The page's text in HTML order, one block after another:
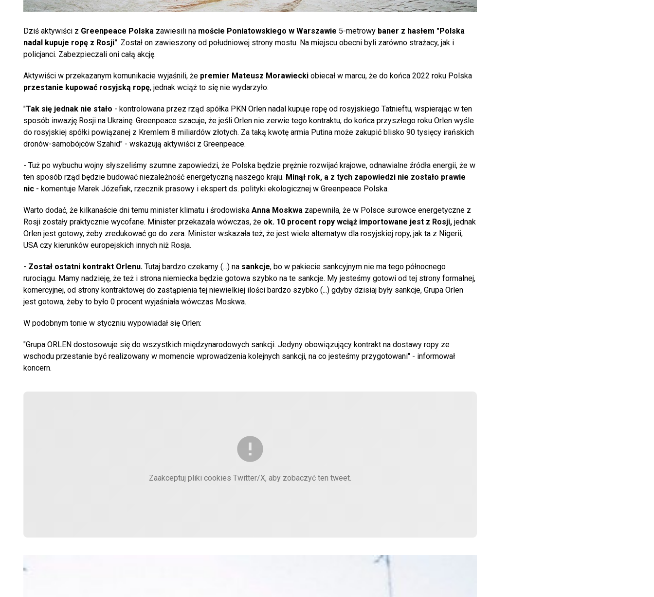
Dziś aktywiści z Greenpeace Polska zawiesili na moście Poniatowskiego w Warszawie 5-metrowy baner z hasłem "Polska
nadal kupuje ropę z Rosji". Został on zawieszony od południowej strony mostu. Na miejscu obecni byli zarówno strażacy, jak i
policjanci. Zabezpieczali oni całą akcję.
Aktywiści w przekazanym komunikacie wyjaśnili, że premier Mateusz Morawiecki obiecał w marcu, że do końca 2022 roku Polska
przestanie kupować rosyjską ropę, jednak wciąż to się nie wydarzyło:
"Tak się jednak nie stało - kontrolowana przez rząd spółka PKN Orlen nadal kupuje ropę od rosyjskiego Tatnieftu, wspierając w ten
sposób inwazję Rosji na Ukrainę. Greenpeace szacuje, że jeśli Orlen nie zerwie tego kontraktu, do końca przyszłego roku Orlen wyśle
do rosyjskiej spółki powiązanej z Kremlem 8 miliardów złotych. Za taką kwotę armia Putina może zakupić blisko 90 tysięcy irańskich
dronów-samobójców Szahid" - wskazują aktywiści z Greenpeace.
- Tuż po wybuchu wojny słyszeliśmy szumne zapowiedzi, że Polska będzie prężnie rozwijać krajowe, odnawialne źródła energii, że w
ten sposób rząd będzie budować niezależność energetyczną naszego kraju. Minął rok, a z tych zapowiedzi nie zostało prawie
nic - komentuje Marek Józefiak, rzecznik prasowy i ekspert ds. polityki ekologicznej w Greenpeace Polska.
Warto dodać, że kilkanaście dni temu minister klimatu i środowiska Anna Moskwa zapewniła, że w Polsce surowce energetyczne z
Rosji zostały praktycznie wycofane. Minister przekazała wówczas, że ok. 10 procent ropy wciąż importowane jest z Rosji, jednak
Orlen jest gotowy, żeby zredukować go do zera. Minister wskazała też, że jest wiele alternatyw dla rosyjskiej ropy, jak ta z Nigerii,
USA czy kierunków europejskich innych niż Rosja.
- Został ostatni kontrakt Orlenu. Tutaj bardzo czekamy (...) na sankcje, bo w pakiecie sankcyjnym nie ma tego północnego
rurociągu. Mamy nadzieję, że też i strona niemiecka będzie gotowa szybko na te sankcje. My jesteśmy gotowi od tej strony formalnej,
komercyjnej, od strony kontraktowej do zastąpienia tej niewielkiej ilości bardzo szybko (...) gdyby dzisiaj były sankcje, Grupa Orlen
jest gotowa, żeby to było 0 procent wyjaśniała wówczas Moskwa.
W podobnym tonie w styczniu wypowiadał się Orlen:
"Grupa ORLEN dostosowuje się do wszystkich międzynarodowych sankcji. Jedyny obowiązujący kontrakt na dostawy ropy ze
wschodu przestanie być realizowany w momencie wprowadzenia kolejnych sankcji, na co jesteśmy przygotowani" - informował
koncern.
Zaakceptuj pliki cookies Twitter/X, aby zobaczyć ten tweet.